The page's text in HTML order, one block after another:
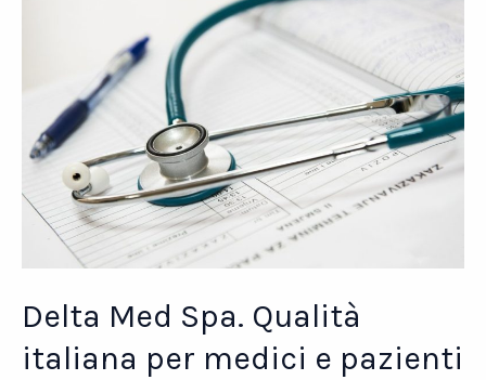
Delta Med Spa. Qualità
italiana per medici e pazienti